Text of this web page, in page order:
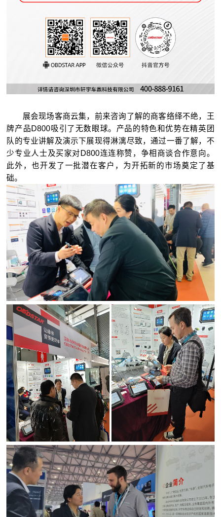
展会现场客商云集，前来咨询了解的商客络绎不绝，王
牌产品D800吸引了无数眼球。产品的特色和优势在精英团
队的专业讲解及演示下展现得淋漓尽致，通过一番了解，不
少专业人士及买家对D800连连称赞，争相商谈合作意向。
此外，也开发了一批潜在客户，为开拓新的市场奠定了基
础。